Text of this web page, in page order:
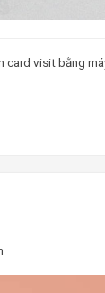
card visit bằng